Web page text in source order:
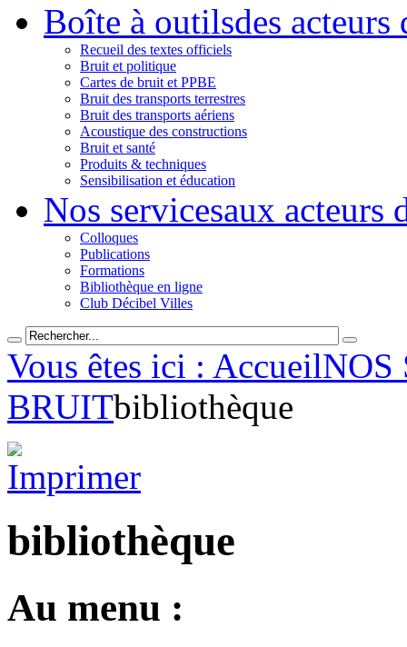
Boîte à outilsdes
Recueil des textes officiels
Bruit et politique
Cartes de bruit et PPBE
Bruit des transports terrestres
Bruit des transports aériens
Acoustique des constructions
Bruit et santé
Produits & techniques
Sensibilisation et éducation
Nos servicesaux acteurs
Colloques
Publications
Formations
Bibliothèque en ligne
Club Décibel Villes
Vous êtes ici : AccueilNOS
BRUITbibliothèque
bibliothèque
Au menu :